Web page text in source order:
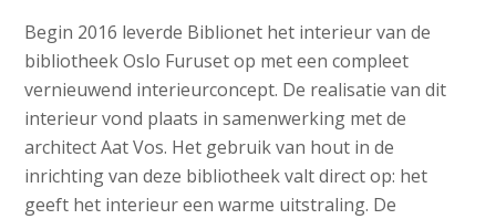
Begin 2016 leverde Biblionet het interieur van de
bibliotheek Oslo Furuset op met een compleet
vernieuwend interieurconcept. De realisatie van dit
interieur vond plaats in samenwerking met de
architect Aat Vos. Het gebruik van hout in de
inrichting van deze bibliotheek valt direct op: het
geeft het interieur een warme uitstraling. De